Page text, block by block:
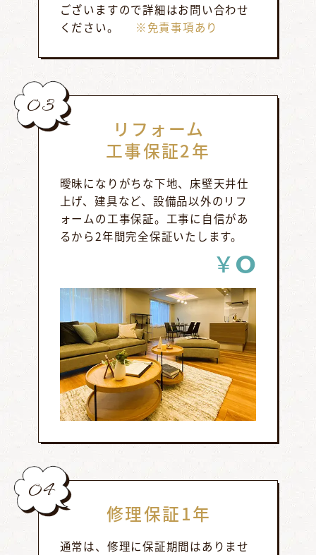
ございますので詳細はお問い合わせ
ください。
※免責事項あり
03
リフォーム
工事保証2年
曖昧になりがちな下地、床壁天井仕
上げ、建具など、設備品以外のリフ
ォームの工事保証。工事に自信があ
るから2年間完全保証いたします。
￥0
04
修理保証1年
通常は、修理に保証期間はありませ